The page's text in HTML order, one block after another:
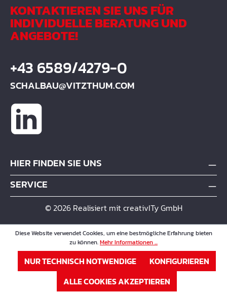
KONTAKTIEREN SIE UNS FÜR
INDIVIDUELLE BERATUNG UND
ANGEBOTE!
+43 6589/4279-0
SCHALBAU@VITZTHUM.COM
HIER FINDEN SIE UNS
SERVICE
© 2026 Realisiert mit creativITy GmbH
Diese Website verwendet Cookies, um eine bestmögliche Erfahrung bieten
zu können.Mehr Informationen ...
NUR TECHNISCH NOTWENDIGE
KONFIGURIEREN
ALLE COOKIES AKZEPTIEREN